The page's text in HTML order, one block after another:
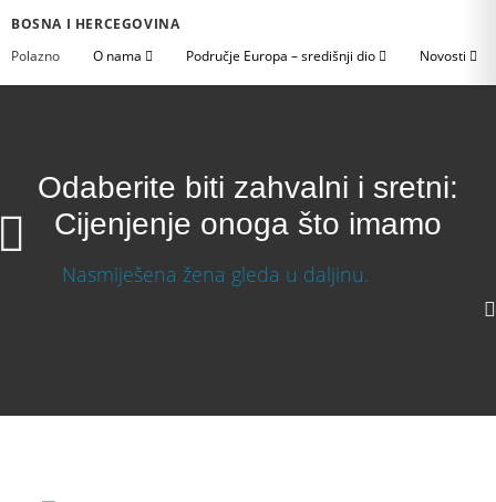
BOSNA I HERCEGOVINA
Polazno
O nama Područje Europa – središnji dio Novosti
Odaberite biti zahvalni i sretni:
Cijenjenje onoga što imamo